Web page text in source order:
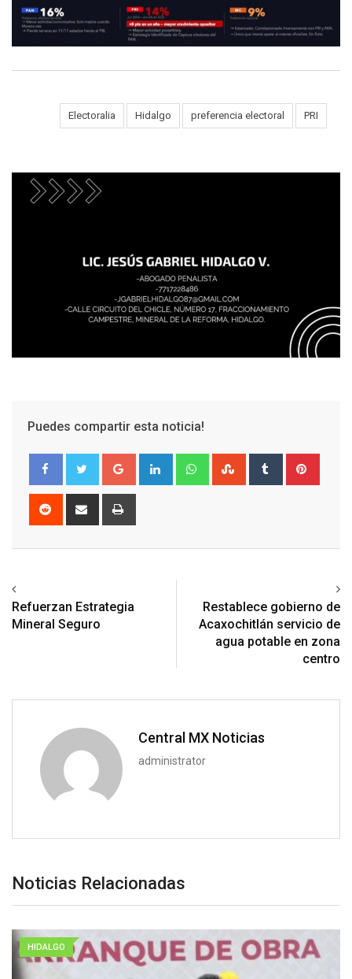
Electoralia Hidalgo preferencia electoral PRI
Puedes compartir esta noticia!
Google+ LinkedIn WhatsappStumbleUpon
Tumblr
Reddit
Share
Refuerzan Estrategia
Mineral Seguro
Restablece gobierno de
Acaxochitlán servicio de
agua potable en zona
centro
Central MX Noticias
administrator
Noticias Relacionadas
HIDALGO